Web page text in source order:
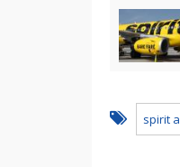
spirit